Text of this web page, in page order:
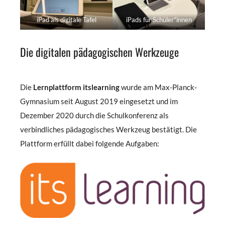
iPad als digitale Tafel iPads für Schüler*innen
Die digitalen pädagogischen Werkzeuge
Die Lernplattform itslearningwurde am Max-Planck-
Gymnasium seit August 2019 eingesetzt und im
Dezember 2020 durch die Schulkonferenz als
verbindliches pädagogisches Werkzeug bestätigt. Die
Plattform erfüllt dabei folgende Aufgaben: